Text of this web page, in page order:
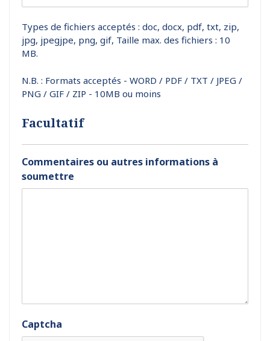
Types de fichiers acceptés : doc, docx, pdf, txt, zip,
jpg, jpegjpe, png, gif, Taille max. des fichiers : 10
MB.
N.B. : Formats acceptés - WORD / PDF / TXT / JPEG /
PNG / GIF / ZIP - 10MB ou moins
Facultatif
Commentaires ou autres informations à
soumettre
Captcha